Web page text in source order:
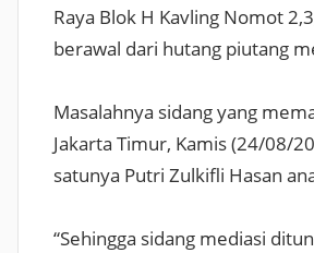
Raya Blok H Kavling Nomot
berawal dari hutang piutang
Masalahnya sidang yang
Jakarta Timur, Kamis (24/08/
satunya Putri Zulkifli Hasan
“Sehingga sidang mediasi